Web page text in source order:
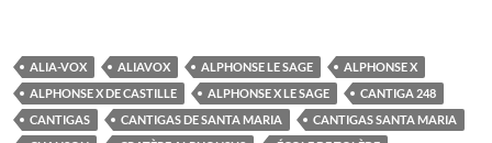
ALIA-VOX ALIAVOX ALPHONSE LE SAGE
ALPHONSE X
ALPHONSE X DE CASTILLE
ALPHONSE X LE SAGE
CANTIGA 248
CANTIGAS
CANTIGAS DE SANTA MARIA
CANTIGAS SANTA MARIA